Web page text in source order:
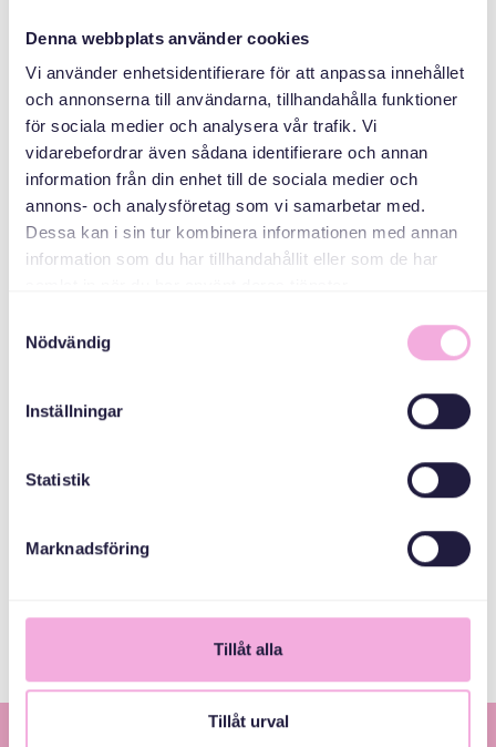
Denna webbplats använder cookies
Vi använder enhetsidentifierare för att anpassa innehållet
och annonserna till användarna, tillhandahålla funktioner
för sociala medier och analysera vår trafik. Vi
vidarebefordrar även sådana identifierare och annan
information från din enhet till de sociala medier och
annons- och analysföretag som vi samarbetar med.
Dessa kan i sin tur kombinera informationen med annan
information som du har tillhandahållit eller som de har
Nödvändig
Inställningar
Statistik
Marknadsföring
Tillåt alla
Tillåt urval
Svenska med baby
bokningen@svenskamedbaby.se